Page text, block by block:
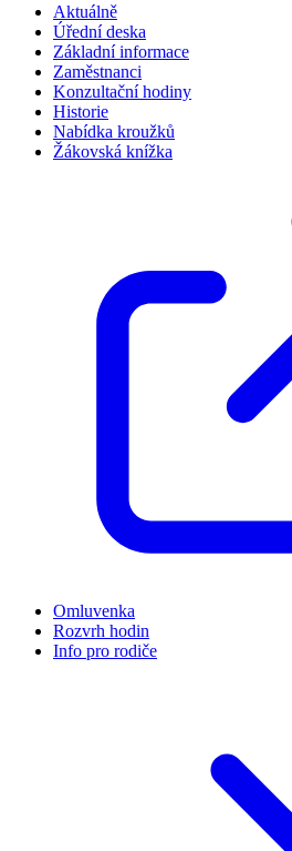
Aktuálně
Úřední deska
Základní informace
Zaměstnanci
Konzultační hodiny
Historie
Nabídka kroužků
Žákovská knížka
Omluvenka
Rozvrh hodin
Info pro rodiče